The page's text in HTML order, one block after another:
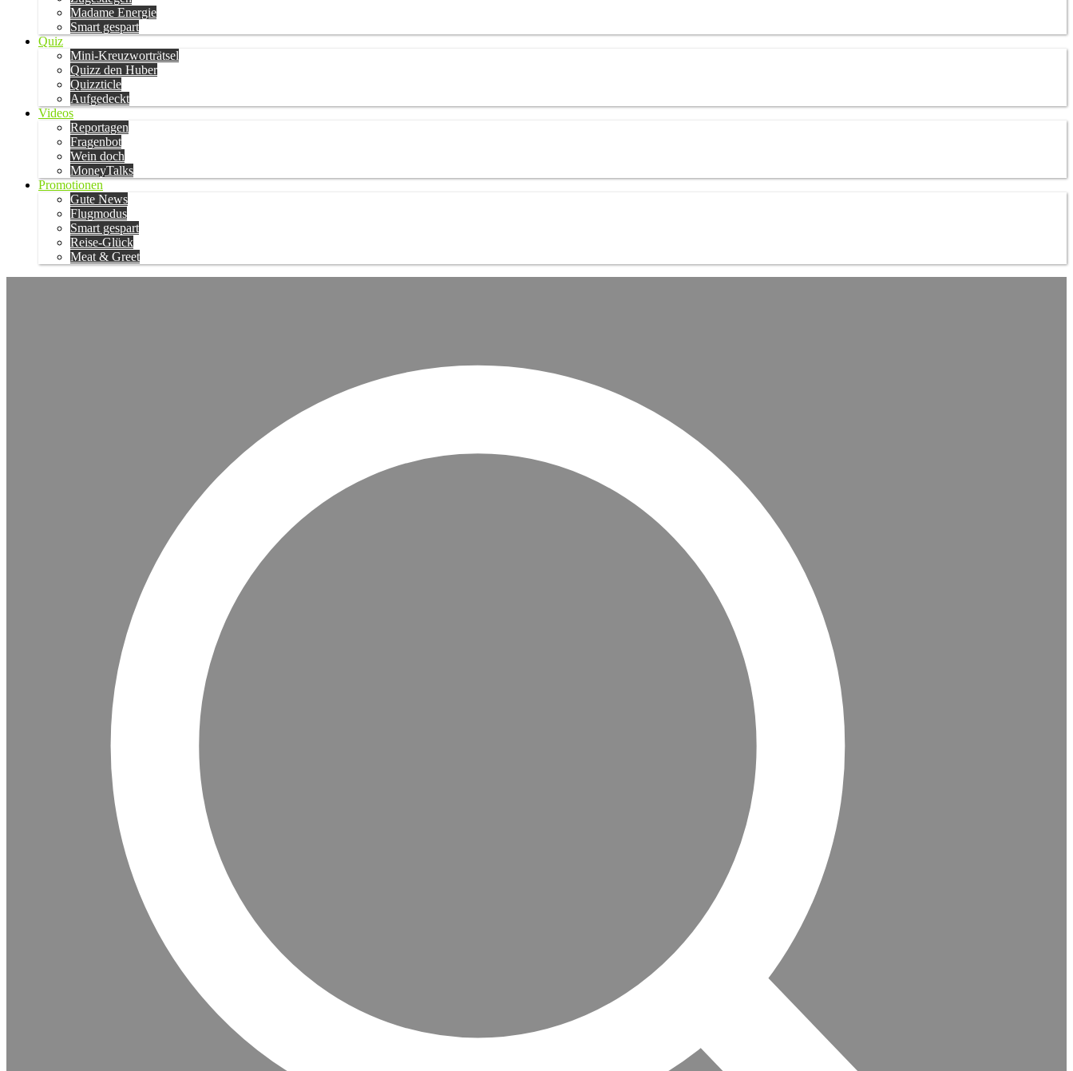
Madame Energie
Smart gespart
Quiz
Mini-Kreuzworträtsel
Quizz den Huber
Quizzticle
Aufgedeckt
Videos
Reportagen
Fragenbot
Wein doch
MoneyTalks
Promotionen
Gute News
Flugmodus
Smart gespart
Reise-Glück
Meat & Greet